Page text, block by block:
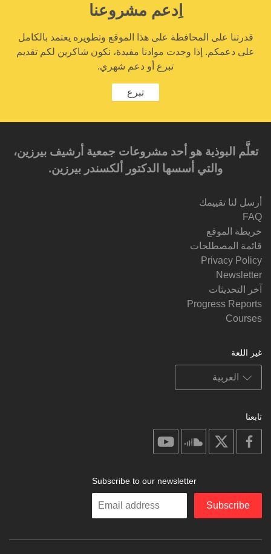
اِدعم مشروعنا
قدرتنا على المحافظة على هذا الموقع وتطويره يعتمد بالكامل
على دعمكم. إذا وجدت موادنا مفيدة، نكون شاكرين لكم تقديم
تبرع أو دعم شهري.
تبرع
تعلَّم البوذية هو أحد مشروعات جمعية أرشيف بيرزين،
والتي أسسها الدكتور ألكسندر بيرزين.‎‎
أرسل لنا تقييمك
FAQ
خريطة الموقع
قائمة المصطلحات
Privacy Policy
Newsletter
آخر التحديثات
Progress Reports
Courses
غير اللغة
تابعنا
facebook
soundcloud
Subscribe to our newsletter
Enter
Subscribe